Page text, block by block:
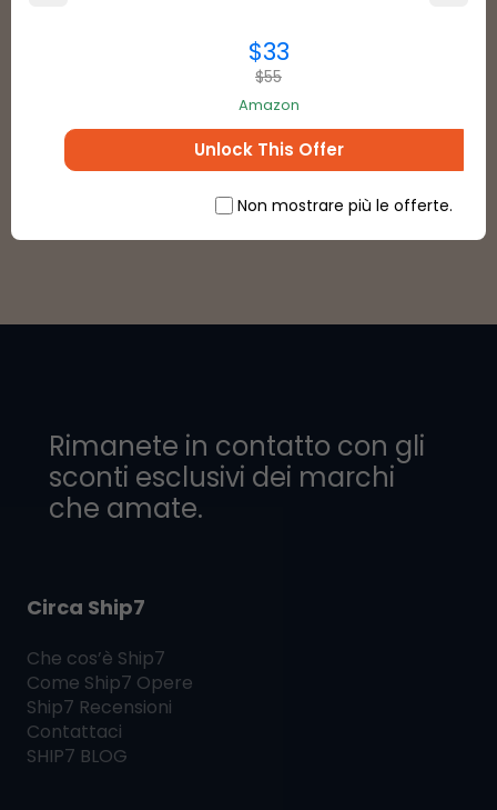
VEDERE TUTTO
Rimanete in contatto con gli
sconti esclusivi dei marchi
che amate.
Circa Ship7
Che cos’è Ship7
Come Ship7 Opere
Ship7 Recensioni
Contattaci
SHIP7 BLOG
$33
$55
Amazon
Unlock This Offer
Non mostrare più le offerte.